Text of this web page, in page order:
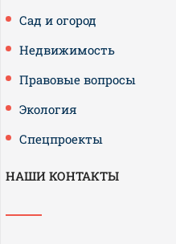
Сад и огород
Недвижимость
Правовые вопросы
Экология
Спецпроекты
НАШИ КОНТАКТЫ